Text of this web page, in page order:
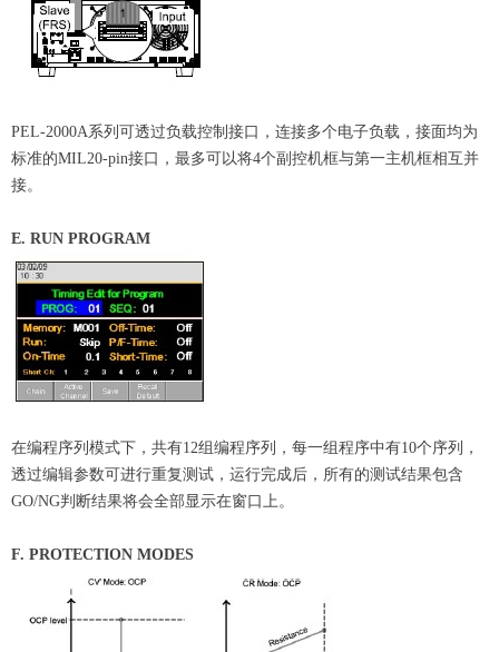
PEL-2000A系列可透过负载控制接口，连接多个电子负载，接面均为
标准的MIL20-pin接口，最多可以将4个副控机框与第一主机框相互并
接。
E. RUN PROGRAM
在编程序列模式下，共有12组编程序列，每一组程序中有10个序列，
透过编辑参数可进行重复测试，运行完成后，所有的测试结果包含
GO/NG判断结果将会全部显示在窗口上。
F. PROTECTION MODES